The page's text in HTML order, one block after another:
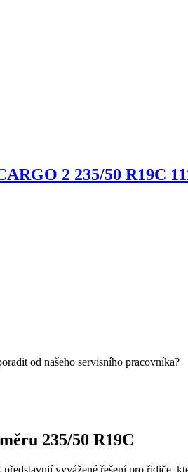
2 235/50 R19C
od našeho servisního pracovníka?
235/50 R19C